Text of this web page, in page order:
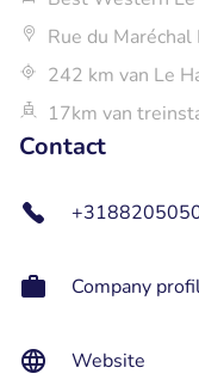
Rue du
242 km van Le
17km van
Contact
Company
Website